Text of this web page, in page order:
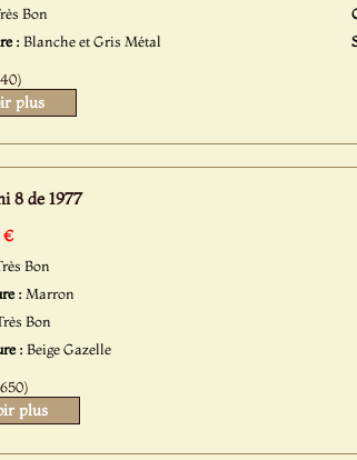
Bon
: Blanche et Gris Métal
plus
8 de 1977
€
Bon
: Marron
Bon
:Beige Gazelle
plus